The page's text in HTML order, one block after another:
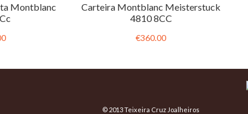
Montblanc
Carteira Montblanc Meisterstuck
4810 8CC
€360.00
© 2013 Teixeira Cruz Joalheiros